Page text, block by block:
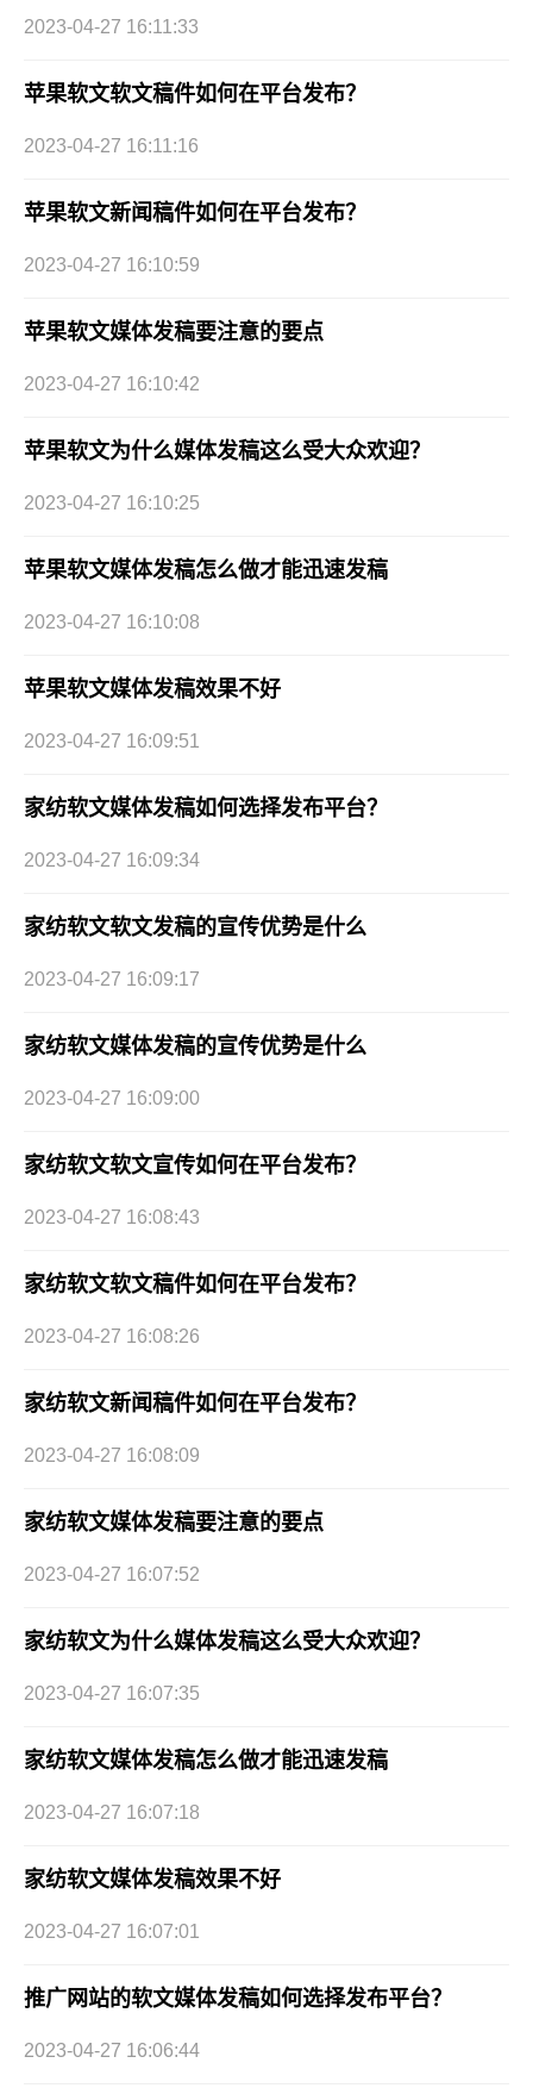
2023-04-27 16:11:33
苹果软文软文稿件如何在平台发布？
2023-04-27 16:11:16
苹果软文新闻稿件如何在平台发布？
2023-04-27 16:10:59
苹果软文媒体发稿要注意的要点
2023-04-27 16:10:42
苹果软文为什么媒体发稿这么受大众欢迎？
2023-04-27 16:10:25
苹果软文媒体发稿怎么做才能迅速发稿
2023-04-27 16:10:08
苹果软文媒体发稿效果不好
2023-04-27 16:09:51
家纺软文媒体发稿如何选择发布平台？
2023-04-27 16:09:34
家纺软文软文发稿的宣传优势是什么
2023-04-27 16:09:17
家纺软文媒体发稿的宣传优势是什么
2023-04-27 16:09:00
家纺软文软文宣传如何在平台发布？
2023-04-27 16:08:43
家纺软文软文稿件如何在平台发布？
2023-04-27 16:08:26
家纺软文新闻稿件如何在平台发布？
2023-04-27 16:08:09
家纺软文媒体发稿要注意的要点
2023-04-27 16:07:52
家纺软文为什么媒体发稿这么受大众欢迎？
2023-04-27 16:07:35
家纺软文媒体发稿怎么做才能迅速发稿
2023-04-27 16:07:18
家纺软文媒体发稿效果不好
2023-04-27 16:07:01
推广网站的软文媒体发稿如何选择发布平台？
2023-04-27 16:06:44